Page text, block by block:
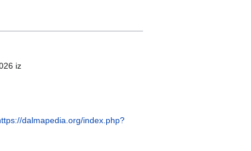
iz
dalmapedia.org/index.php?